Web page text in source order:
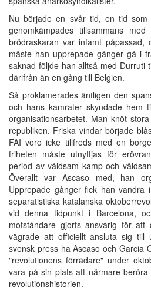
Nu började en svår tid, en tid
genomkämpades tillsammans
brödraskaran var infamt påpassad,
måste han upprepade gånger gå i
saknad följde han alltså med Durruti
därifrån än en gång till Belgien.
Så proklamerades äntligen den
och hans kamrater skyndade hem
organisationsarbetet. Man knöt
republiken. Friska vindar började
FAI voro icke tillfreds med en
friheten måste utnyttjas för
period av våldsam kamp och
Överallt var Ascaso med, han
Upprepade gånger fick han vandra
separatistiska katalanska
vid denna tidpunkt i Barcelona,
motståndare gjorts ansvarig för att
vägrade att officiellt ansluta sig till
svensk press ha Ascaso och Garcia
"revolutionens förrädare" under
vara på sin plats att närmare
revolutionshistorien.